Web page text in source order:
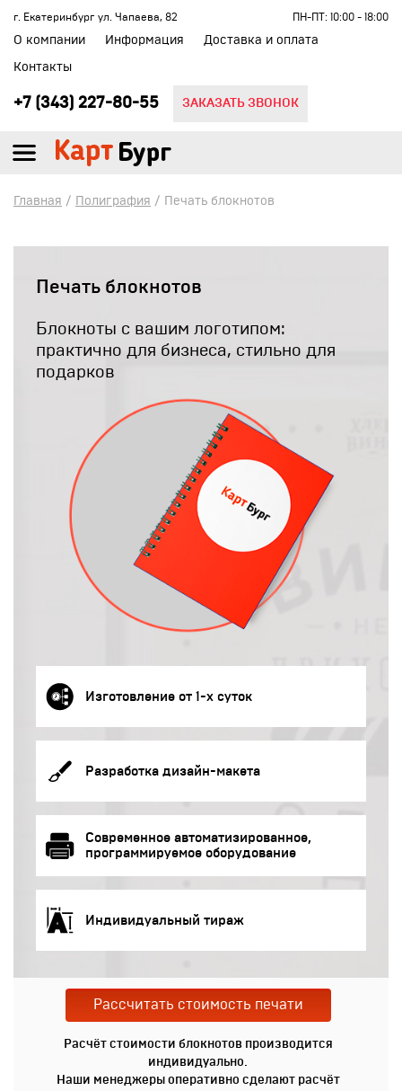
г. Екатеринбург ул. Чапаева, 82 ПН-ПТ: 10:00 - 18:00
О компании Информация Доставка и оплата
Контакты
+7 (343) 227-80-55 ЗАКАЗАТЬ ЗВОНОК
Главная / Полиграфия / Печать блокнотов
Печать блокнотов
Блокноты с вашим логотипом:
практично для бизнеса, стильно для
подарков
Изготовление от 1-х суток
Разработка дизайн-макета
Современное автоматизированное,
программируемое оборудование
Индивидуальный тираж
Рассчитать стоимость печати
Расчёт стоимости блокнотов производится
индивидуально.
Наши менеджеры оперативно сделают расчёт